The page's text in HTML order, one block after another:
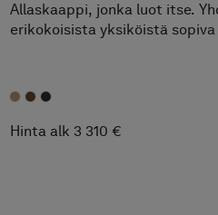
Allaskaappi, jonka luot itse.
erikokoisista yksiköistä sopiva
Hinta alk 3 310 €